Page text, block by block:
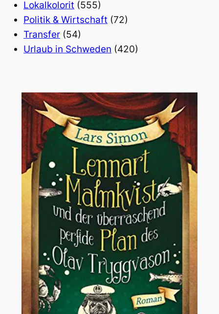
Lokalkolorit (555)
Politik & Wirtschaft (72)
Transfer (54)
Urlaub in Schweden (420)